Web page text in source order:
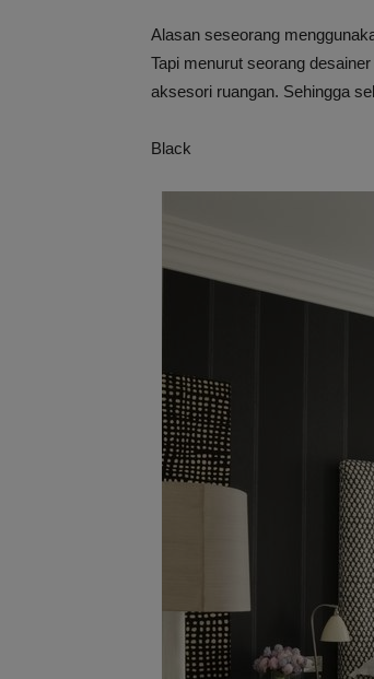
Alasan seseorang
Tapi menurut seorang
aksesori ruangan. Sehingga
Black